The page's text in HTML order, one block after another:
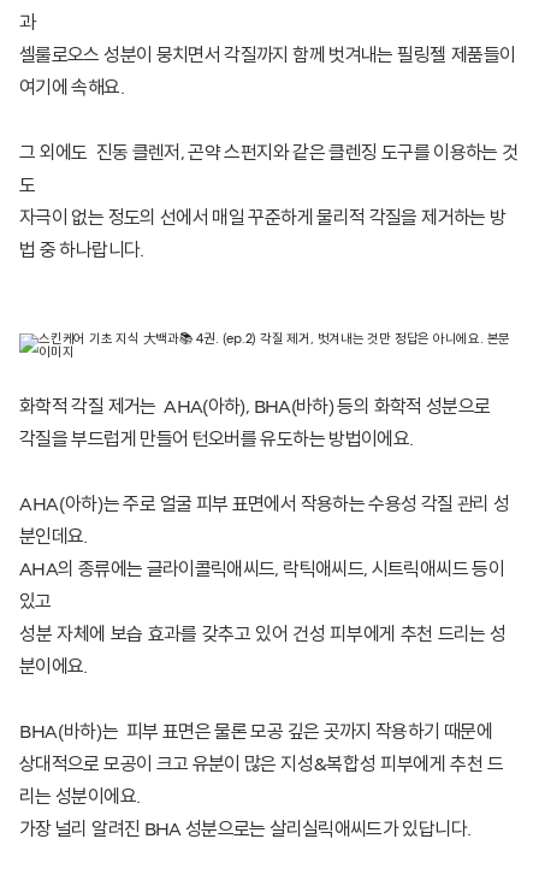
과
셀룰로오스 성분이 뭉치면서 각질까지 함께 벗겨내는필링젤 제품들이
여기에 속해요.
그 외에도 진동 클렌저, 곤약 스펀지와 같은 클렌징 도구를 이용하는 것
도
자극이 없는 정도의 선에서 매일 꾸준하게 물리적 각질을 제거하는 방
법 중 하나랍니다.
화학적 각질 제거는 AHA(아하), BHA(바하) 등의 화학적 성분으로
각질을 부드럽게 만들어 턴오버를 유도하는 방법이에요.
AHA(아하)는 주로 얼굴 피부 표면에서 작용하는 수용성 각질 관리 성
분인데요.
AHA의 종류에는 글라이콜릭애씨드, 락틱애씨드, 시트릭애씨드 등이
있고
성분 자체에 보습 효과를 갖추고 있어 건성 피부에게 추천 드리는 성
분이에요.
BHA(바하)는 피부 표면은 물론 모공 깊은 곳까지 작용하기 때문에
상대적으로 모공이 크고 유분이 많은지성&복합성 피부에게 추천드
리는 성분이에요.
가장 널리 알려진 BHA 성분으로는 살리실릭애씨드가 있답니다.